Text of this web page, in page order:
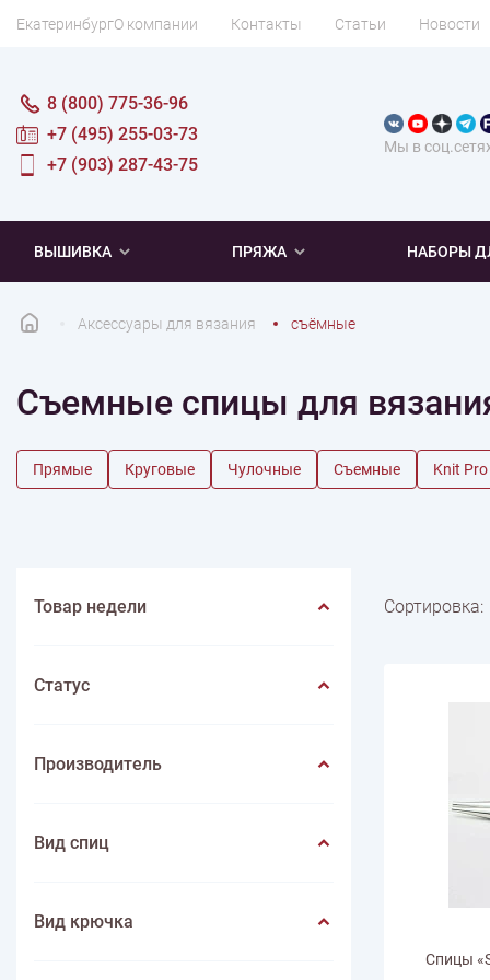
ЕкатеринбургО компании Контакты Статьи Новости
Мы в
8 (800) 775-36-96
+7 (495) 255-03-73
+7 (903) 287-43-75
ВЫШИВКА
Новинки
Хиты продаж Распродажа Под заказ
ПО ТЕМАТИКЕ
ПРЯЖА
Новинки
Распродажа Летняя пряжа Мягкая
НАБОРЫ
Микровышивка
Наборы для вязания одежды Наборы
Мулине
Нитки DMC Нитки Madeira Нитки Rico Design
ДЛЯ РУКОДЕЛИЯ
Аксессуары для вязания съёмные
Съемные спицы для
Прямые Круговые Чулочные Съемные Knit Pro
Товар недели
Статус
Производитель
Вид спиц
Вид крючка
Сортировка:
Спицы